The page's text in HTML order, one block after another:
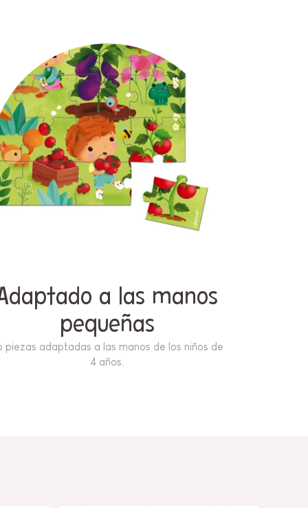
a las manos
pequeñas
piezas adaptadas a las manos de los niños de
4 años.